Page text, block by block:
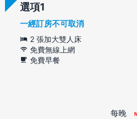
選項
一經訂房不可取消
2 張加大雙人床
免費無線上網
免費早餐
每晚